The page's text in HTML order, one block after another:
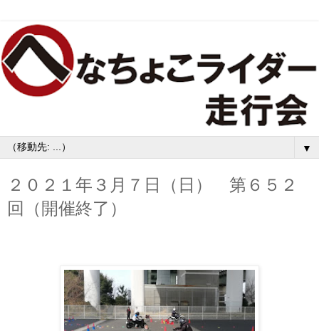
▼
２０２１年３月７日（日） 第６５２
回（開催終了）